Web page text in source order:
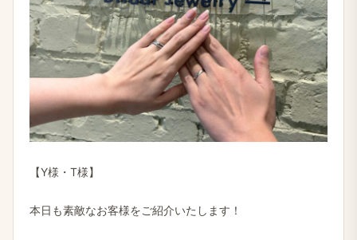
【Y様・T様】
本日も素敵なお客様をご紹介いたします！